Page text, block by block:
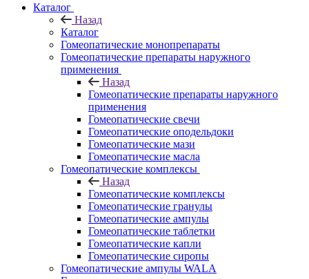
Каталог
Назад
Каталог
Гомеопатические монопрепараты
Гомеопатические препараты наружного
применения
Назад
Гомеопатические препараты наружного
применения
Гомеопатические свечи
Гомеопатические оподельдоки
Гомеопатические мази
Гомеопатические масла
Гомеопатические комплексы
Назад
Гомеопатические комплексы
Гомеопатические гранулы
Гомеопатические ампулы
Гомеопатические таблетки
Гомеопатические капли
Гомеопатические сиропы
Гомеопатические ампулы WALA